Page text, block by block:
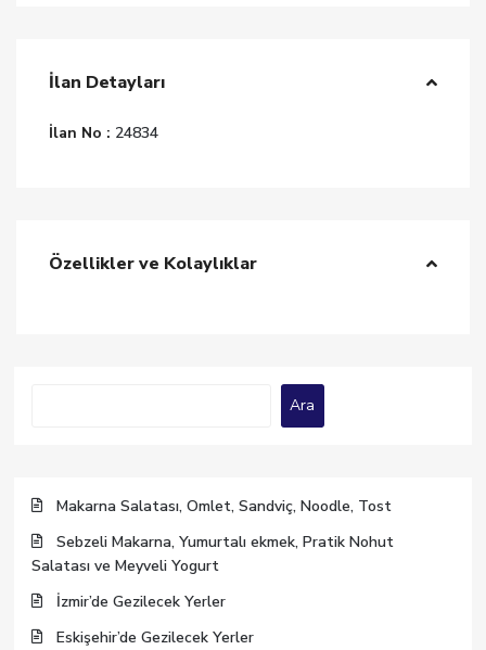
İlan Detayları
İlan No : 24834
Özellikler ve Kolaylıklar
Ara
Makarna Salatası, Omlet, Sandviç, Noodle, Tost
Sebzeli Makarna, Yumurtalı ekmek, Pratik Nohut
Salatası ve Meyveli Yogurt
İzmir’de Gezilecek Yerler
Eskişehir’de Gezilecek Yerler